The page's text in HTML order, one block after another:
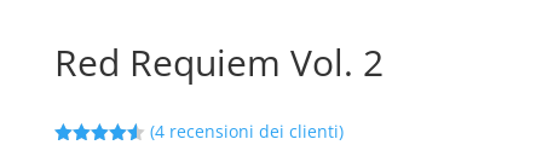
Red Requiem Vol. 2
(4 recensioni dei clienti)